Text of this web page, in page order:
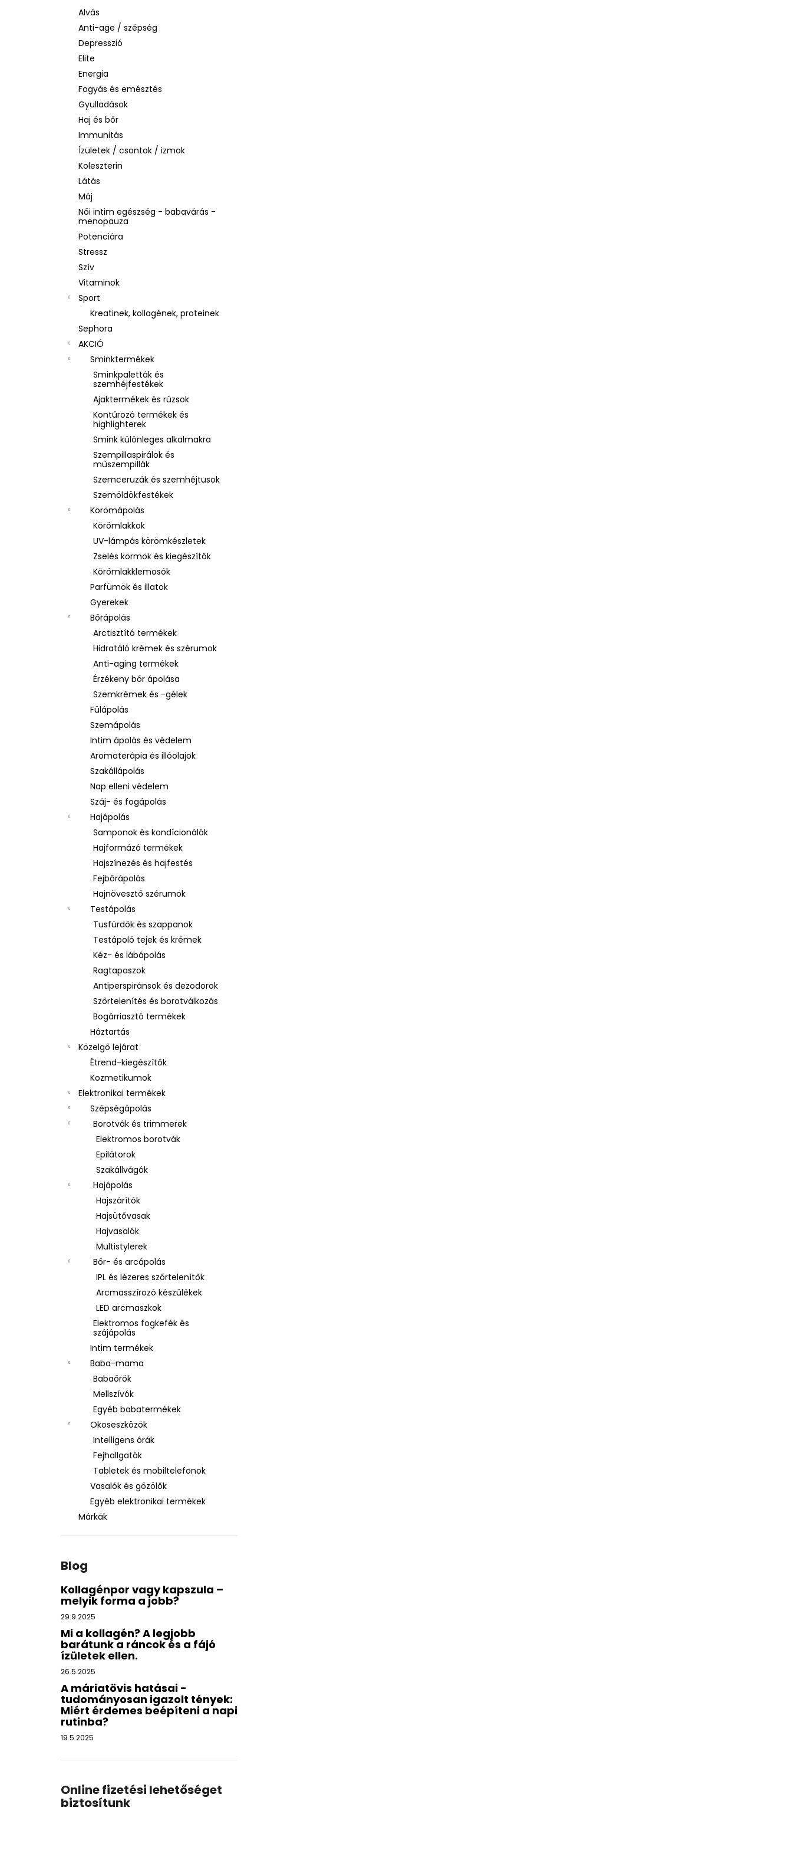
Alvás
Anti-age / szépség
Depresszió
Elite
Energia
Fogyás és emésztés
Gyulladások
Haj és bőr
Immunitás
Ízületek / csontok / izmok
Koleszterin
Látás
Máj
Női intim egészség - babavárás -
menopauza
Potenciára
Stressz
Szív
Vitaminok
Sport
Kreatinek, kollagének, proteinek
Sephora
AKCIÓ
Sminktermékek
Sminkpaletták és
szemhéjfestékek
Ajaktermékek és rúzsok
Kontúrozó termékek és
highlighterek
Smink különleges alkalmakra
Szempillaspirálok és
műszempillák
Szemceruzák és szemhéjtusok
Szemöldökfestékek
Körömápolás
Körömlakkok
UV-lámpás körömkészletek
Zselés körmök és kiegészítők
Körömlakklemosók
Parfümök és illatok
Gyerekek
Bőrápolás
Arctisztító termékek
Hidratáló krémek és szérumok
Anti-aging termékek
Érzékeny bőr ápolása
Szemkrémek és -gélek
Fülápolás
Szemápolás
Intim ápolás és védelem
Aromaterápia és illóolajok
Szakállápolás
Nap elleni védelem
Száj- és fogápolás
Hajápolás
Samponok és kondícionálók
Hajformázó termékek
Hajszínezés és hajfestés
Fejbőrápolás
Hajnövesztő szérumok
Testápolás
Tusfürdők és szappanok
Testápoló tejek és krémek
Kéz- és lábápolás
Ragtapaszok
Antiperspiránsok és dezodorok
Szőrtelenítés és borotválkozás
Bogárriasztó termékek
Háztartás
Közelgő lejárat
Étrend-kiegészítők
Kozmetikumok
Elektronikai termékek
Szépségápolás
Borotvák és trimmerek
Elektromos borotvák
Epilátorok
Szakállvágók
Hajápolás
Hajszárítók
Hajsütővasak
Hajvasalók
Multistylerek
Bőr- és arcápolás
IPL és lézeres szőrtelenítők
Arcmasszírozó készülékek
LED arcmaszkok
Elektromos fogkefék és
szájápolás
Intim termékek
Baba-mama
Babaőrök
Mellszívók
Egyéb babatermékek
Okoseszközök
Intelligens órák
Fejhallgatók
Tabletek és mobiltelefonok
Vasalók és gőzölők
Egyéb elektronikai termékek
Márkák
Blog
Kollagénpor vagy kapszula –
melyik forma a jobb?
29.9.2025
Mi a kollagén? A legjobb
barátunk a ráncok és a fájó
ízületek ellen.
26.5.2025
A máriatövis hatásai -
tudományosan igazolt tények:
Miért érdemes beépíteni a napi
rutinba?
19.5.2025
Online fizetési lehetőséget
biztosítunk
BEAUTY OF JOSEON MATTE SUN STICK
MUGWORT + CAMELIA
SPF50+/PA++++, 18G
2 060 Ft
Korábbi: 3 880 Ft